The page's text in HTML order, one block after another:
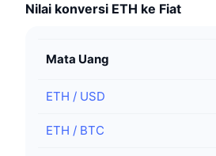
Nilai konversi ETH ke Fiat
Mata Uang
ETH / USD
ETH / BTC